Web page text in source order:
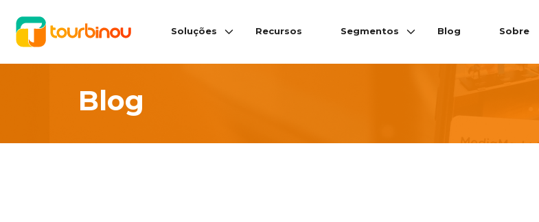
Soluções Recursos Segmentos Blog Sobre
Blog